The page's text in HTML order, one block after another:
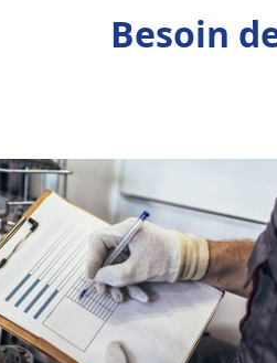
Besoin